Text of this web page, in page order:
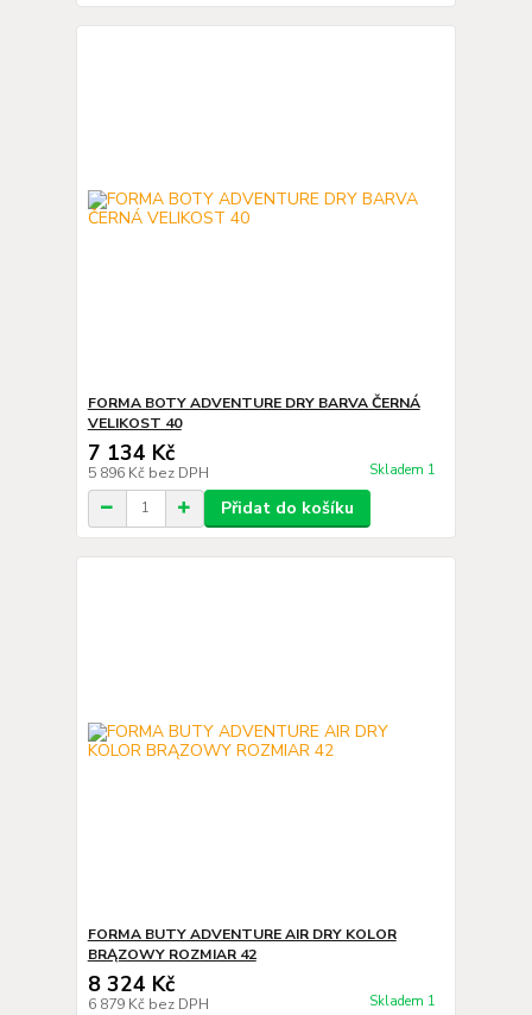
FORMA BOTY ADVENTURE DRY BARVA ČERNÁ
VELIKOST 40
7 134 Kč
5 896 Kč bez DPH Skladem 1
Přidat do košíku
FORMA BUTY ADVENTURE AIR DRY KOLOR
BRĄZOWY ROZMIAR 42
8 324 Kč
6 879 Kč bez DPH Skladem 1